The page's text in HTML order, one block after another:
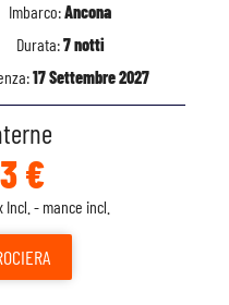
Imbarco:Ancona
Durata:7 notti
17 Settembre 2027
€
- mance incl.